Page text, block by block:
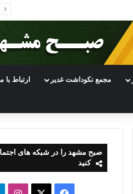
مجمع نکوداشت غدیر ارتباط با
صبح مشهد را در شبکه های
کنید